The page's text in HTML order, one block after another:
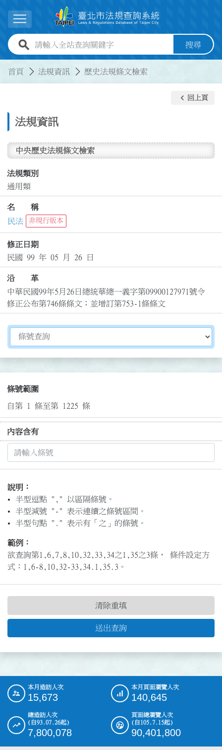
展開選單
全站查詢關鍵字欄位 搜尋
首頁 法規資訊 歷史法規條文檢索
法規資訊
keyboard_arrow_left 回上頁
中央歷史法規條文檢索
法規類別
通用類
名 稱
民法
非現行版本
修正日期
民國 99 年 05 月 26 日
沿 革
中華民國99年5月26日總統華總一義字第09900127971號令
修正公布第746條條文；並增訂第753-1條條文
切換選擇法規資訊內容
條號範圍
自第 1 條至第 1225 條
內容含有
說明：
半型逗點 "," 以區隔條號。
半型減號 "-" 表示連續之條號區間。
半型句點 "." 表示有「之」的條號。
範例：
欲查詢第1,6,7,8,10,32,33,34之1,35之3條， 條件設定方
式：1,6-8,10,32-33,34.1,35.3。
送出查詢
清除重填
::: 本月造訪人次
15,673
本月頁面瀏覽人次
140,645
總造訪人次
(自93.07.26起)
7,800,078
頁面總瀏覽人次
(自105.7.15起)
90,401,800